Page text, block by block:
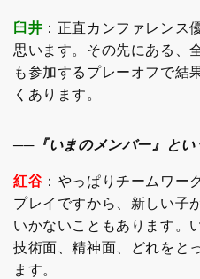
臼井 ：正直カンファレンス
思います。その先にある、
も参加するプレーオフで結
くあります。
──『いまのメンバー』とい
紅谷 ：やっぱりチームワー
プレイですから、新しい子
いかないこともあります。
技術面、精神面、どれをと
ます。